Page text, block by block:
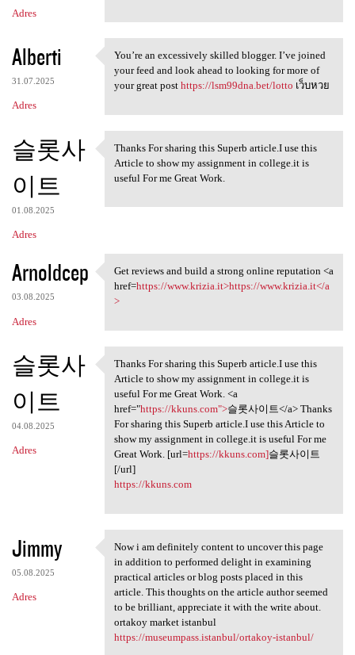
Adres
Alberti
31.07.2025
Adres
You’re an excessively skilled
You’re an excessively skilled blogger. I’ve joined
your feed and look ahead to looking for more of
your great post https://lsm99dna.bet/lotto เว็บหวย
슬롯사
이트
01.08.2025
Adres
Thanks For sharing this
Thanks For sharing this Superb article.I use this
Article to show my assignment in college.it is
useful For me Great Work.
Arnoldcep
03.08.2025
Adres
Get reviews and build a
Get reviews and build a strong online reputation <a
href=https://www.krizia.it>https://www.krizia.it</a
>
슬롯사
이트
04.08.2025
Adres
Thanks For sharing this
Thanks For sharing this Superb article.I use this
Article to show my assignment in college.it is
useful For me Great Work. <a
href="https://kkuns.com">슬롯사이트</a> Thanks
For sharing this Superb article.I use this Article to
show my assignment in college.it is useful For me
Great Work. [url=https://kkuns.com]슬롯사이트
[/url]
https://kkuns.com
Jimmy
05.08.2025
Adres
Now i am definitely content
Now i am definitely content to uncover this page
in addition to performed delight in examining
practical articles or blog posts placed in this
article. This thoughts on the article author seemed
to be brilliant, appreciate it with the write about.
ortakoy market istanbul
https://museumpass.istanbul/ortakoy-istanbul/